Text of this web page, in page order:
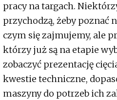
pracy na targach.
przychodzą, żeby poznać
czym się zajmujemy, ale
którzy już są na etapie
zobaczyć prezentację
kwestie techniczne,
maszyny do potrzeb ich